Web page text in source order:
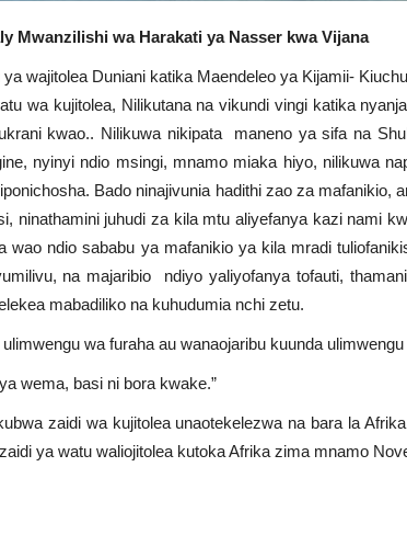
Mwanzilishi wa Harakati ya Nasser kwa Vijana
wajitolea Duniani katika Maendeleo ya Kijamii-
wa kujitolea, Nilikutana na vikundi vingi katika
kwao.. Nilikuwa nikipata maneno ya sifa na
nyinyi ndio msingi, mnamo miaka hiyo, nilikuwa
Bado ninajivunia hadithi zao za mafanikio,
ninathamini juhudi za kila mtu aliyefanya kazi nami
wao ndio sababu ya mafanikio ya kila mradi
na majaribio ndiyo yaliyofanya tofauti,
mabadiliko na kuhudumia nchi zetu.
wa furaha au wanaojaribu kuunda
wema, basi ni bora kwake.”
zaidi wa kujitolea unaotekelezwa na bara la
ya watu waliojitolea kutoka Afrika zima mnamo